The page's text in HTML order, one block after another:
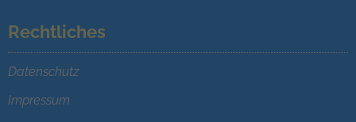
Rechtliches
Datenschutz
Impressum